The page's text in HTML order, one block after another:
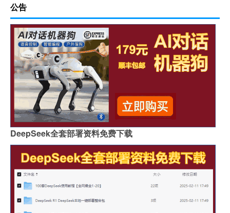
公告
DeepSeek全套部署资料免费下载